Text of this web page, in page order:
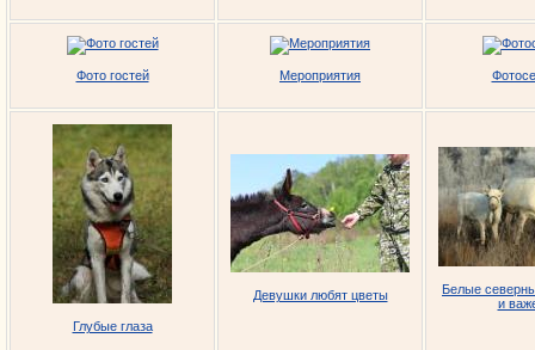
Фото гостей Мероприятия
Глубые глаза
Девушки любят цветы
Белые
и